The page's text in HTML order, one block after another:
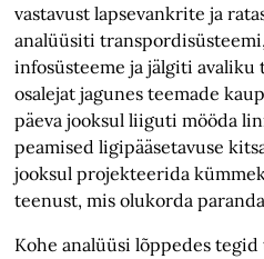
vastavust lapsevankrite ja
analüüsiti
infosüsteeme ja jälgiti avaliku
osalejat jagunes teemade
päeva jooksul liiguti mööda
peamised ligipääsetavuse
jooksul projekteerida
teenust, mis olukorda
Kohe analüüsi lõppedes